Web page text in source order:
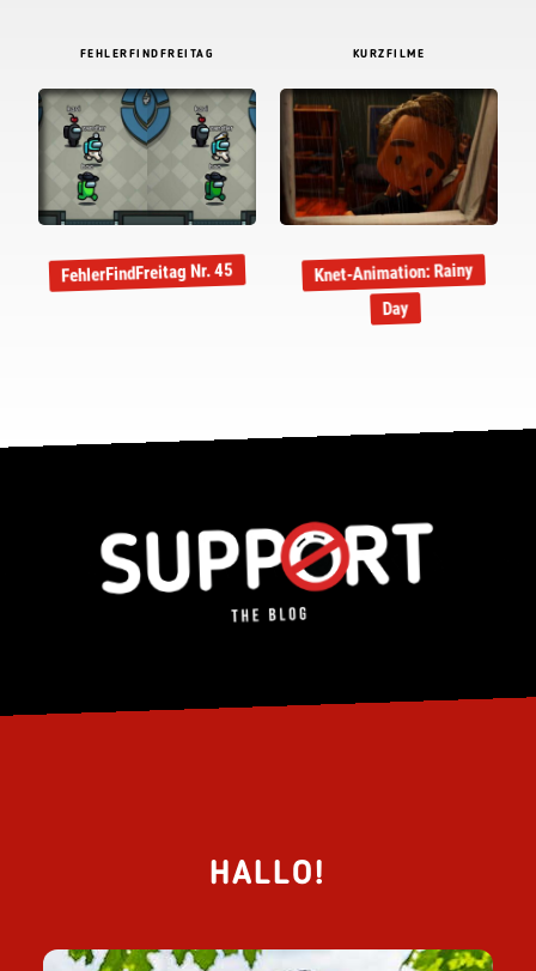
FEHLERFINDFREITAG
FehlerFindFreitag Nr. 45
KURZFILME
Knet-Animation: Rainy
Day
HALLO!